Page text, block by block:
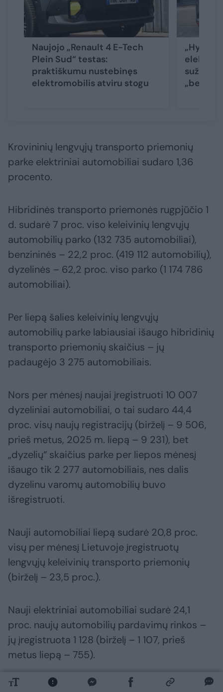
Naujojo „Renault 4 E-Tech
Plein Sud“ testas:
praktiškumu nustebinęs
elektromobilis atviru stogu
Krovininių lengvųjų transporto priemonių
parke elektriniai automobiliai sudaro 1,36
procento.
Hibridinės transporto priemonės rugpjūčio 1
d. sudarė 7 proc. viso keleivinių lengvųjų
automobilių parko (132 735 automobiliai),
benzininės – 22,2 proc. (419 112 automobilių),
dyzelinės – 62,2 proc. viso parko (1 174 786
automobiliai).
Per liepą šalies keleivinių lengvųjų
automobilių parke labiausiai išaugo hibridinių
transporto priemonių skaičius – jų
padaugėjo 3 275 automobiliais.
Nors per mėnesį naujai įregistruoti 10 007
dyzeliniai automobiliai, o tai sudaro 44,4
proc. visų naujų registracijų (birželį – 9 506,
prieš metus, 2025 m. liepą – 9 231), bet
„dyzelių“ skaičius parke per liepos mėnesį
išaugo tik 2 277 automobiliais, nes dalis
dyzelinu varomų automobilių buvo
išregistruoti.
Nauji automobiliai liepą sudarė 20,8 proc.
visų per mėnesį Lietuvoje įregistruotų
lengvųjų keleivinių transporto priemonių
(birželį – 23,5 proc.).
Nauji elektriniai automobiliai sudarė 24,1
proc. naujų automobilių pardavimų rinkos –
jų įregistruota 1 128 (birželį – 1 107, prieš
metus liepą – 755).
Per liepą įregistruoti 25 nauji krovininiai